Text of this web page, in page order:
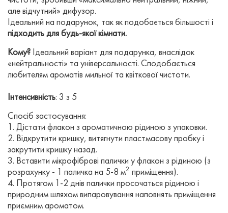
але відчутний» дифузор.
Ідеальний на подарунок, так як подобається більшості і
підходить для будь-якої кімнати.
Кому? Ідеальний варіант для подарунка, внаслідок
«нейтральності» та універсальності. Сподобається
любителям ароматів мильної та квіткової чистоти.
Інтенсивність: 3 з 5
Спосіб застосування:
1. Дістати флакон з ароматичною рідиною з упаковки.
2. Відкрутити кришку, витягнути пластмасову пробку і
закрутити кришку назад.
3. Вставити мікрофіброві палички у флакон з рідиною (з
розрахунку - 1 паличка на 5-8 м2 приміщення).
4. Протягом 1-2 днів палички просочаться рідиною і
природним шляхом випаровування наповнять приміщення
приємним ароматом.